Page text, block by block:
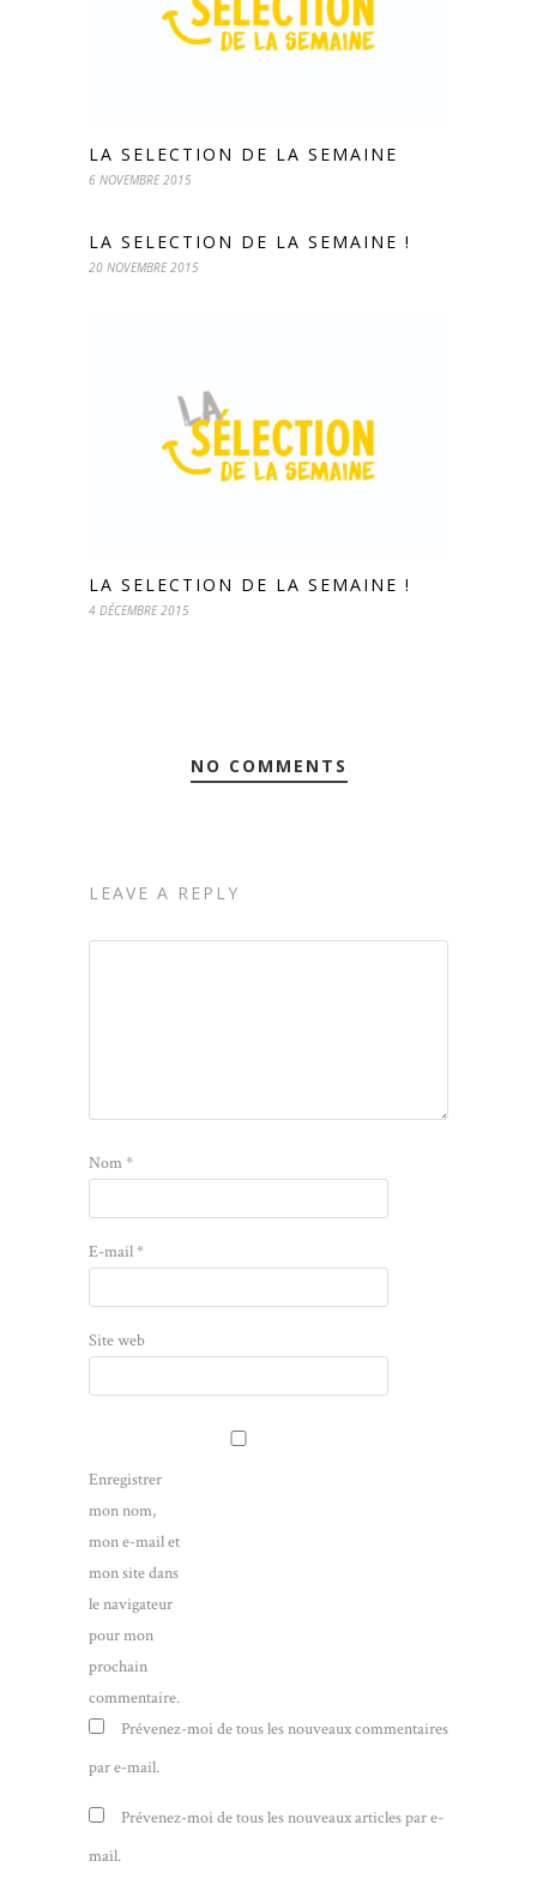
LA SELECTION DE LA SEMAINE
6 NOVEMBRE 2015
LA SELECTION DE LA SEMAINE !
20 NOVEMBRE 2015
LA SELECTION DE LA SEMAINE !
4 DÉCEMBRE 2015
NO COMMENTS
LEAVE A REPLY
Nom*
E-mail*
Site web
Enregistrer
mon nom,
mon e-mail et
mon site dans
le navigateur
pour mon
prochain
commentaire.
Prévenez-moi de tous les nouveaux commentaires
par e-mail.
Prévenez-moi de tous les nouveaux articles par e-
mail.